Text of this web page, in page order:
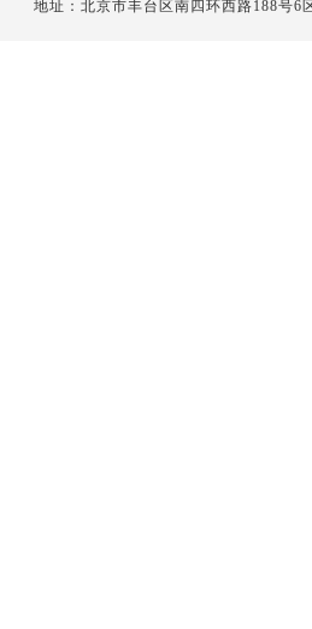
地址：北京市丰台区南四环西路188号6